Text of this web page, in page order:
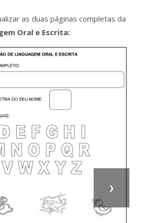
as duas páginas completas da
Oral e Escrita:
❯